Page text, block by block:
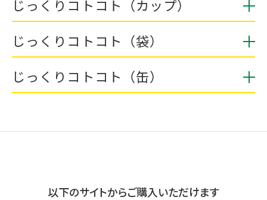
じっくりコトコト（カップ）
じっくりコトコト（袋）
じっくりコトコト（缶）
以下のサイトからご購入いただけます